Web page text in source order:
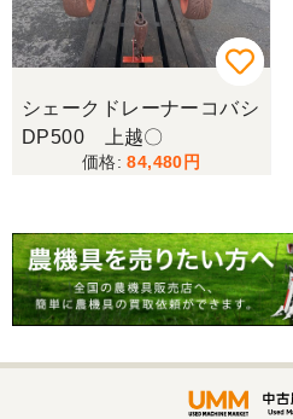
シェークドレーナーコバシ
DP500 上越〇
84,480